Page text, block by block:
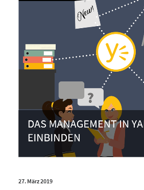
27. März 2019